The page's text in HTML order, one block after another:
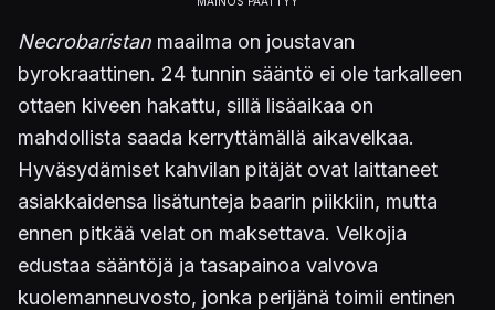
Necrobaristan maailma on joustavan
byrokraattinen. 24 tunnin sääntö ei ole tarkalleen
ottaen kiveen hakattu, sillä lisäaikaa on
mahdollista saada kerryttämällä aikavelkaa.
Hyväsydämiset kahvilan pitäjät ovat laittaneet
asiakkaidensa lisätunteja baarin piikkiin, mutta
ennen pitkää velat on maksettava. Velkojia
edustaa sääntöjä ja tasapainoa valvova
kuolemanneuvosto, jonka perijänä toimii entinen